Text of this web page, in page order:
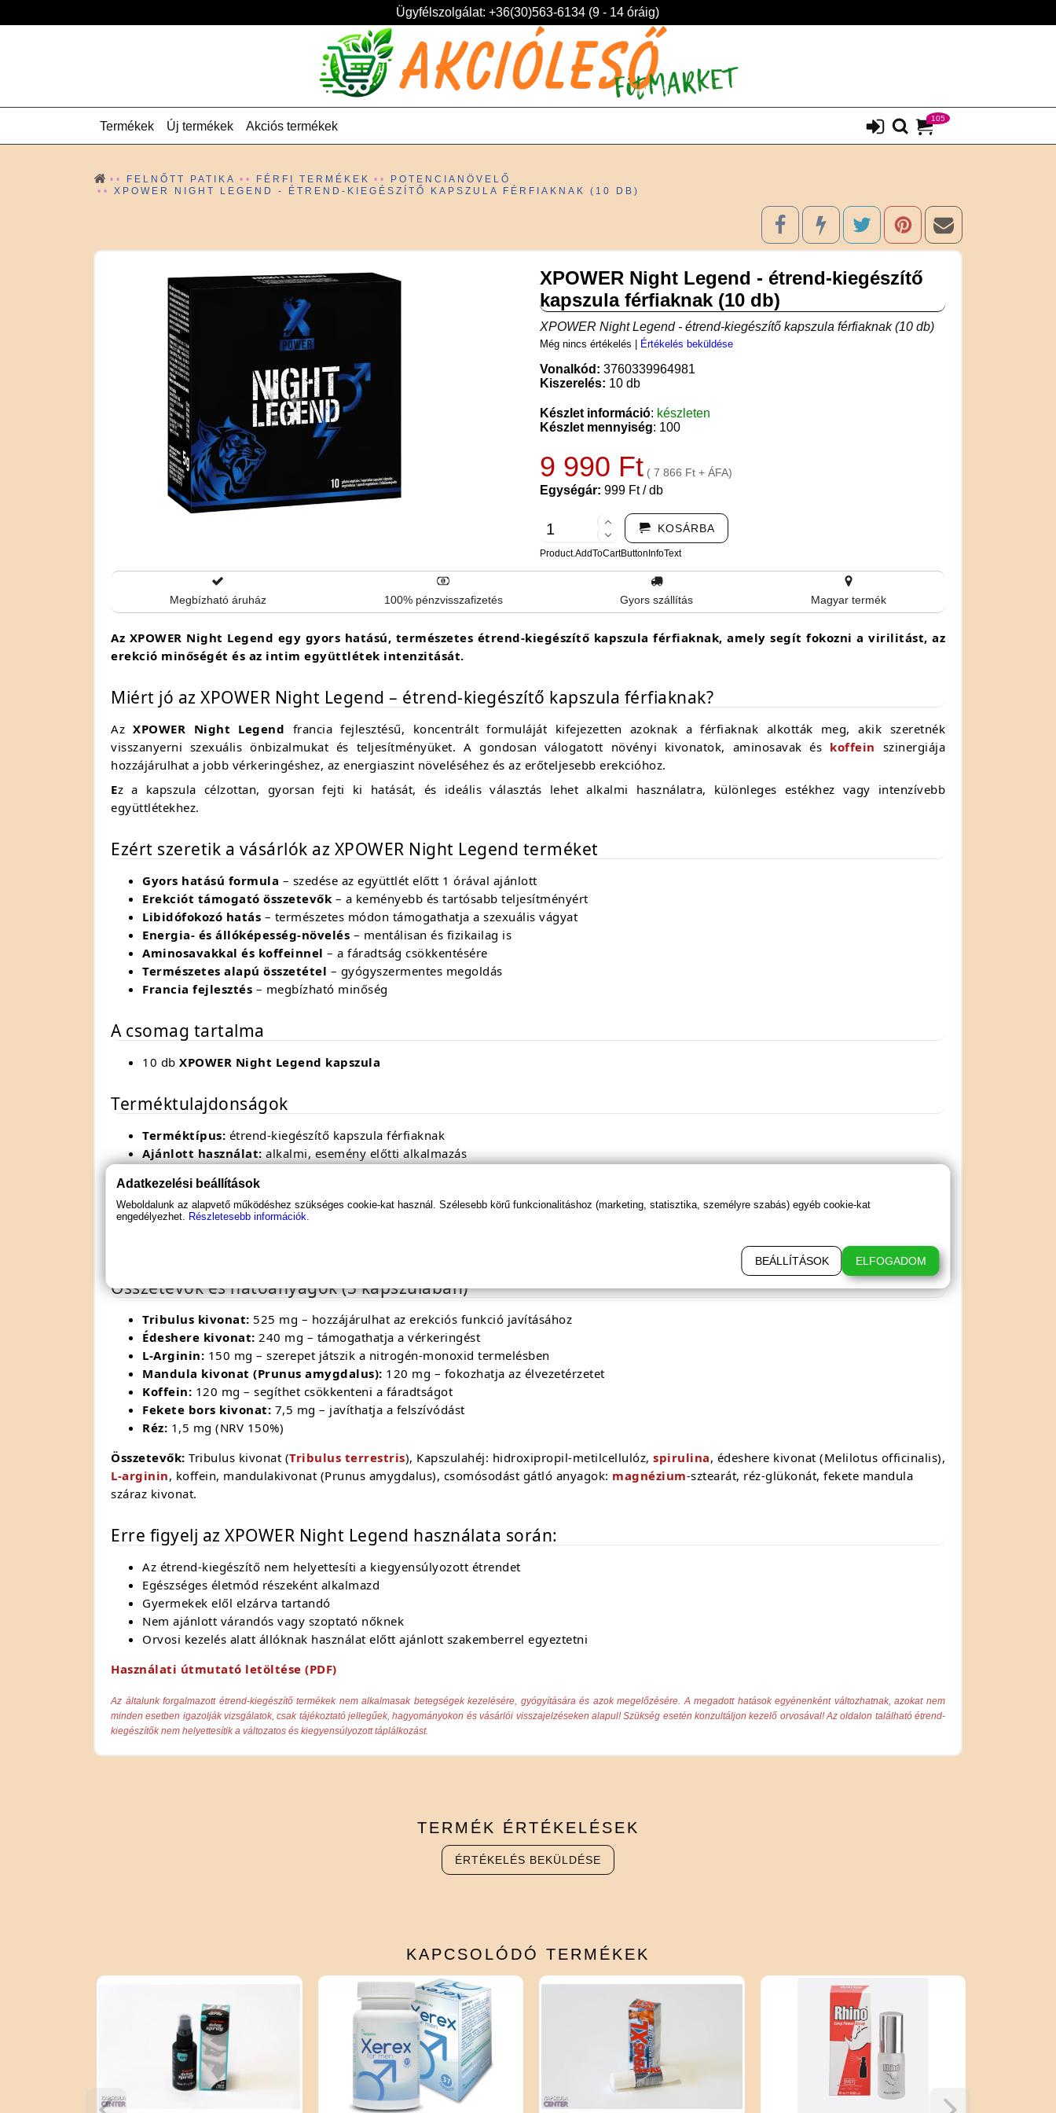
Ügyfélszolgálat: +36(30)563-6134 (9 - 14 óráig)
105
Termékek Új termékek Akciós termékek
FELNŐTT PATIKA FÉRFI TERMÉKEK
POTENCIANÖVELŐ
XPOWER NIGHT LEGEND - ÉTREND-KIEGÉSZÍTŐ KAPSZULA FÉRFIAKNAK (10 DB)
XPOWER Night Legend - étrend-kiegészítő
kapszula férfiaknak (10 db)
XPOWER Night Legend - étrend-kiegészítő kapszula férfiaknak (10 db)
Még nincs értékelés Értékelés beküldése
Vonalkód: 3760339964981
Kiszerelés: 10 db
Készlet információ: készleten
Készlet mennyiség: 100
9 990 Ft ( 7 866 Ft + ÁFA)
Egységár: 999 Ft / db
KOSÁRBA
Product.AddToCartButtonInfoText
Megbízható áruház 100% pénzvisszafizetés Gyors szállítás Magyar termék
Az XPOWER Night Legend egy gyors hatású, természetes étrend-kiegészítő kapszula férfiaknak, amely segít fokozni a virilitást, az
erekció minőségét és az intim együttlétek intenzitását.
Miért jó az XPOWER Night Legend – étrend-kiegészítő kapszula férfiaknak?
AzXPOWER Night Legend francia fejlesztésű, koncentrált formuláját kifejezetten azoknak a férfiaknak alkották meg, akik szeretnék
visszanyerni szexuális önbizalmukat és teljesítményüket. A gondosan válogatott növényi kivonatok, aminosavak és koffein szinergiája
hozzájárulhat a jobb vérkeringéshez, az energiaszint növeléséhez és az erőteljesebb erekcióhoz.
Ez a kapszula célzottan, gyorsan fejti ki hatását, és ideális választás lehet alkalmi használatra, különleges estékhez vagy intenzívebb
együttlétekhez.
Ezért szeretik a vásárlók az XPOWER Night Legend terméket
Gyors hatású formula – szedése az együttlét előtt 1 órával ajánlott
Erekciót támogató összetevők – a keményebb és tartósabb teljesítményért
Libidófokozó hatás – természetes módon támogathatja a szexuális vágyat
Energia- és állóképesség-növelés – mentálisan és fizikailag is
Aminosavakkal és koffeinnel – a fáradtság csökkentésére
Természetes alapú összetétel – gyógyszermentes megoldás
Francia fejlesztés – megbízható minőség
A csomag tartalma
10 db XPOWER Night Legend kapszula
Terméktulajdonságok
Terméktípus: étrend-kiegészítő kapszula férfiaknak
Ajánlott használat:alkalmi, esemény előtti alkalmazás
Kapszula:növényi alapú (HPMC)
Hogyan használd
, bőséges folyadékkal. Ne lépd túl az ajánlott napi adagot.
Összetevők és hatóanyagok (3 kapszulában)
Tribulus kivonat: 525 mg – hozzájárulhat az erekciós funkció javításához
Édeshere kivonat: 240 mg – támogathatja a vérkeringést
L-Arginin: 150 mg – szerepet játszik a nitrogén-monoxid termelésben
Mandula kivonat (Prunus amygdalus): 120 mg – fokozhatja az élvezetérzetet
Koffein: 120 mg – segíthet csökkenteni a fáradtságot
Fekete bors kivonat: 7,5 mg – javíthatja a felszívódást
Réz: 1,5 mg (NRV 150%)
Összetevők: Tribulus kivonat (Tribulus terrestris), Kapszulahéj: hidroxipropil-metilcellulóz, spirulina, édeshere kivonat (Melilotus officinalis),
L-arginin, koffein, mandulakivonat (Prunus amygdalus), csomósodást gátló anyagok: magnézium-sztearát, réz-glükonát, fekete mandula
száraz kivonat.
Erre figyelj az XPOWER Night Legend használata során:
Az étrend-kiegészítő nem helyettesíti a kiegyensúlyozott étrendet
Egészséges életmód részeként alkalmazd
Gyermekek elől elzárva tartandó
Nem ajánlott várandós vagy szoptató nőknek
Orvosi kezelés alatt állóknak használat előtt ajánlott szakemberrel egyeztetni
Használati útmutató letöltése (PDF)
Az általunk forgalmazott étrend-kiegészítő termékek nem alkalmasak betegségek kezelésére, gyógyítására és azok megelőzésére. A megadott hatások egyénenként változhatnak, azokat nem
minden esetben igazolják vizsgálatok, csak tájékoztató jellegűek, hagyományokon és vásárlói visszajelzéseken alapul! Szükség esetén konzultáljon kezelő orvosával! Az oldalon található étrend-
kiegészítők nem helyettesítik a változatos és kiegyensúlyozott táplálkozást.
TERMÉK ÉRTÉKELÉSEK
ÉRTÉKELÉS BEKÜLDÉSE
KAPCSOLÓDÓ TERMÉKEK
Adatkezelési beállítások
Weboldalunk az alapvető működéshez szükséges cookie-kat használ. Szélesebb körű funkcionalitáshoz (marketing, statisztika, személyre szabás) egyéb cookie-kat
engedélyezhet. Részletesebb információk.
BEÁLLÍTÁSOK ELFOGADOM